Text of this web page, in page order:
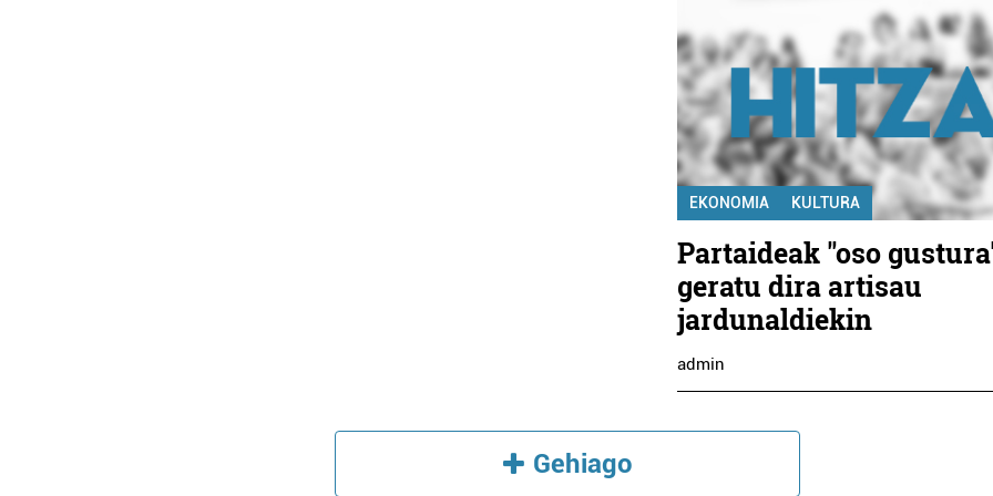
EKONOMIA KULTURA
Partaideak "oso
geratu dira artisau
jardunaldiekin
admin
Gehiago